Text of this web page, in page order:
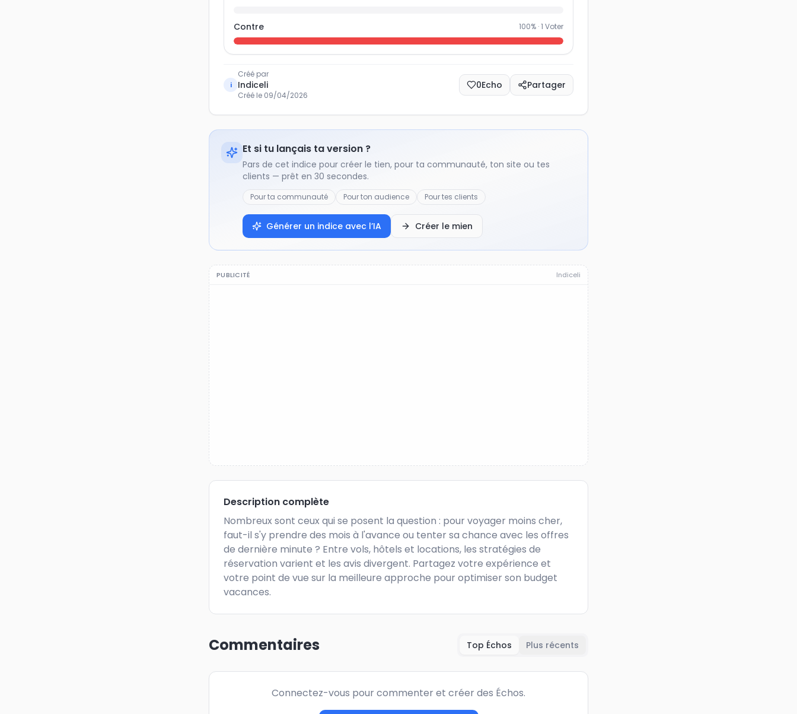
Contre 100% ·1 Voter
i
Créé par
Indiceli
Créé le 09/04/2026
0Echo Partager
Et si tu lançais ta version ?
Pars de cet indice pour créer le tien, pour ta communauté, ton site ou tes
clients — prêt en 30 secondes.
Pour ta communauté Pour ton audience Pour tes clients
Générer un indice avec l’IA Créer le mien
PUBLICITÉ Indiceli
Description complète
Nombreux sont ceux qui se posent la question : pour voyager moins cher,
faut-il s'y prendre des mois à l'avance ou tenter sa chance avec les offres
de dernière minute ? Entre vols, hôtels et locations, les stratégies de
réservation varient et les avis divergent. Partagez votre expérience et
votre point de vue sur la meilleure approche pour optimiser son budget
vacances.
Commentaires Top Échos Plus récents
Connectez-vous pour commenter et créer des Échos.